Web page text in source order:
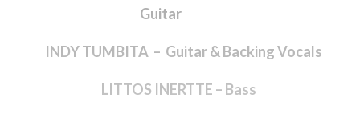
Guitar
INDY TUMBITA – Guitar & Backing Vocals
LITTOS INERTTE – Bass